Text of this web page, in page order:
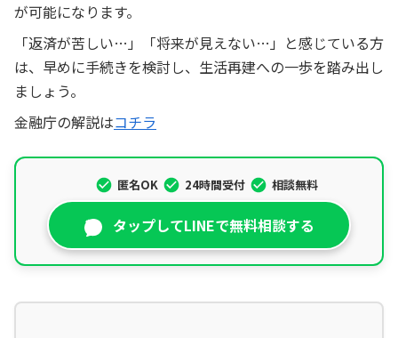
が可能になります。
「返済が苦しい…」「将来が見えない…」と感じている方
は、早めに手続きを検討し、生活再建への一歩を踏み出し
ましょう。
金融庁の解説はコチラ
匿名OK 24時間受付 相談無料
タップしてLINEで無料相談する